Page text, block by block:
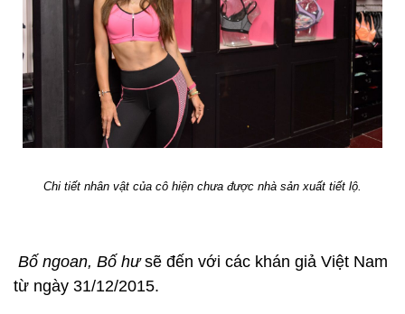
Chi tiết nhân vật của cô hiện chưa được nhà sản xuất tiết lộ.
Bố ngoan, Bố hưsẽ đến với các khán giả Việt Nam
từ ngày 31/12/2015.